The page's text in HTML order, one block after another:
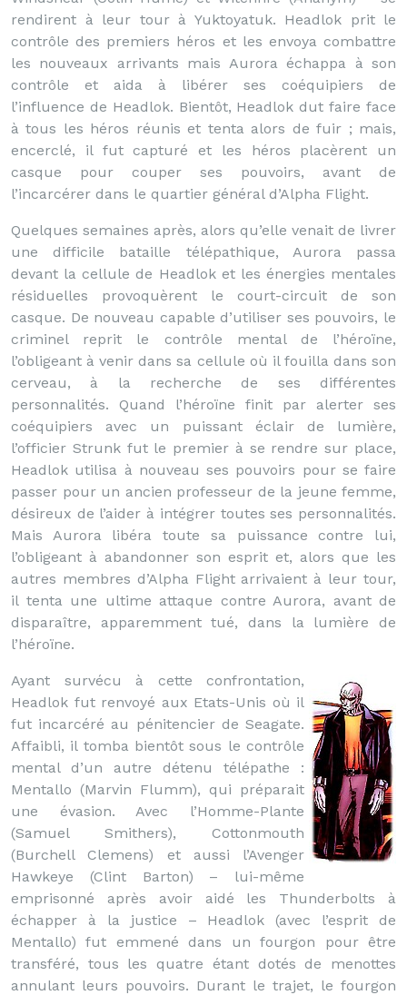
rendirent à leur tour à Yuktoyatuk. Headlok prit le
contrôle des premiers héros et les envoya combattre
les nouveaux arrivants mais Aurora échappa à son
contrôle et aida à libérer ses coéquipiers de
l’influence de Headlok. Bientôt, Headlok dut faire face
à tous les héros réunis et tenta alors de fuir ; mais,
encerclé, il fut capturé et les héros placèrent un
casque pour couper ses pouvoirs, avant de
l’incarcérer dans le quartier général d’Alpha Flight.
Quelques semaines après, alors qu’elle venait de livrer
une difficile bataille télépathique, Aurora passa
devant la cellule de Headlok et les énergies mentales
résiduelles provoquèrent le court-circuit de son
casque. De nouveau capable d’utiliser ses pouvoirs, le
criminel reprit le contrôle mental de l’héroïne,
l’obligeant à venir dans sa cellule où il fouilla dans son
cerveau, à la recherche de ses différentes
personnalités. Quand l’héroïne finit par alerter ses
coéquipiers avec un puissant éclair de lumière,
l’officier Strunk fut le premier à se rendre sur place,
Headlok utilisa à nouveau ses pouvoirs pour se faire
passer pour un ancien professeur de la jeune femme,
désireux de l’aider à intégrer toutes ses personnalités.
Mais Aurora libéra toute sa puissance contre lui,
l’obligeant à abandonner son esprit et, alors que les
autres membres d’Alpha Flight arrivaient à leur tour,
il tenta une ultime attaque contre Aurora, avant de
disparaître, apparemment tué, dans la lumière de
l’héroïne.
Ayant survécu à cette confrontation,
Headlok fut renvoyé aux Etats-Unis où il
fut incarcéré au pénitencier de Seagate.
Affaibli, il tomba bientôt sous le contrôle
mental d’un autre détenu télépathe :
Mentallo (Marvin Flumm), qui préparait
une évasion. Avec l’Homme-Plante
(Samuel Smithers), Cottonmouth
(Burchell Clemens) et aussi l’Avenger
Hawkeye (Clint Barton) – lui-même
emprisonné après avoir aidé les Thunderbolts à
échapper à la justice – Headlok (avec l’esprit de
Mentallo) fut emmené dans un fourgon pour être
transféré, tous les quatre étant dotés de menottes
annulant leurs pouvoirs. Durant le trajet, le fourgon